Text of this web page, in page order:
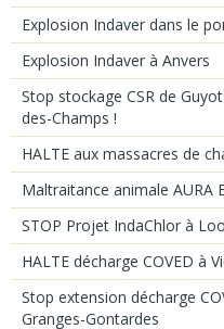
Explosion Indaver dans le
Explosion Indaver à Anvers
Stop stockage CSR de
des-Champs !
HALTE aux massacres de
Maltraitance animale AURA
STOP Projet IndaChlor à
HALTE décharge COVED à
Stop extension décharge
Granges-Gontardes